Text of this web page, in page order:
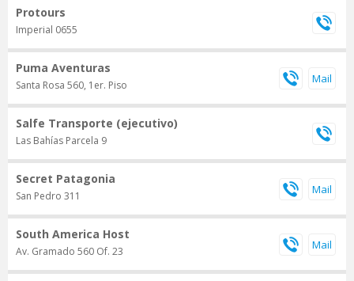
Protours
Imperial 0655
Puma Aventuras
Santa Rosa 560, 1er. Piso
Salfe Transporte (ejecutivo)
Las Bahías Parcela 9
Secret Patagonia
San Pedro 311
South America Host
Av. Gramado 560 Of. 23